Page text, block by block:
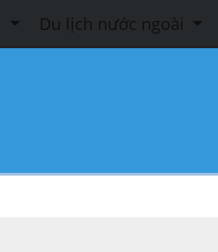
Du lịch nước ngoài